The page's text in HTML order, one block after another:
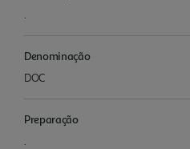
.
Denominação
DOC
Preparação
.